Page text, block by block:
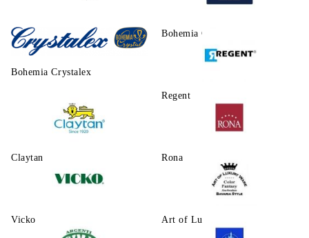
Morello Bohemia Crystalite
Bohemia Crystalex
Regent
Claytаn Rona
Vicko Art of Luxury Ware